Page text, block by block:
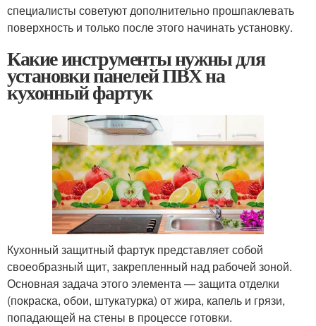
специалисты советуют дополнительно прошпаклевать
поверхность и только после этого начинать установку.
Какие инструменты нужны для
установки панелей ПВХ на
кухонный фартук
Кухонный защитный фартук представляет собой
своеобразный щит, закрепленный над рабочей зоной.
Основная задача этого элемента — защита отделки
(покраска, обои, штукатурка) от жира, капель и грязи,
попадающей на стены в процессе готовки.